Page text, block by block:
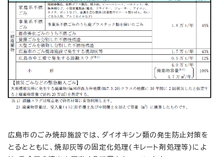
広島市のごみ焼却施設では、ダイオキシン類の発生防止対策を
とるとともに、焼却灰等の固定化処理(キレート剤処理等)によ